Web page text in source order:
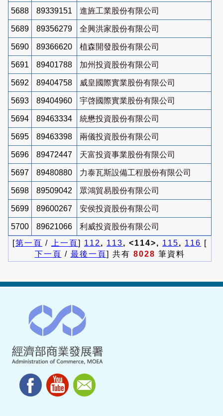
5688 89339151 進旌工業股份有限公司
5689 89356279 全興洪家股份有限公司
5690 89366620 植森開發股份有限公司
5691 89401788 加州投資股份有限公司
5692 89404758 威皇國際實業股份有限公司
5693 89404960 宇啓國際實業股份有限公司
5694 89463334 統懋投資股份有限公司
5695 89463398 兩儀投資股份有限公司
5696 89472447 天富投資事業股份有限公司
5697 89480880 力泰瓦斯設備工程股份有限公司
5698 89509042 眾鴻貿易股份有限公司
5699 89600267 安侯投資股份有限公司
5700 89621066
利威投資股份有限公司
[第一頁 / 上一頁] 112 , 113, <114>, 115, 116 [
下一頁 / 最後一頁] 共有 8028 筆資料